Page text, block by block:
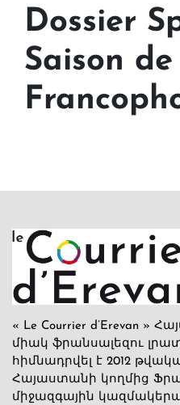
Dossier
Saison
« Le Courrier d’Erevan »
միակ ֆրանսալեզու
հիմնադրվել է 2012
Հայաստանի կողմից
միջազգային